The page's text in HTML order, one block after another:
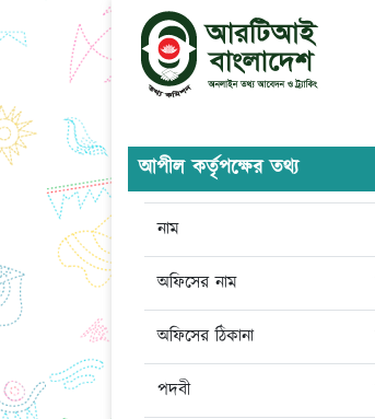
আপীল কর্তৃপক্ষের তথ্য
নাম
অফিসের নাম
অফিসের ঠিকানা
পদবী